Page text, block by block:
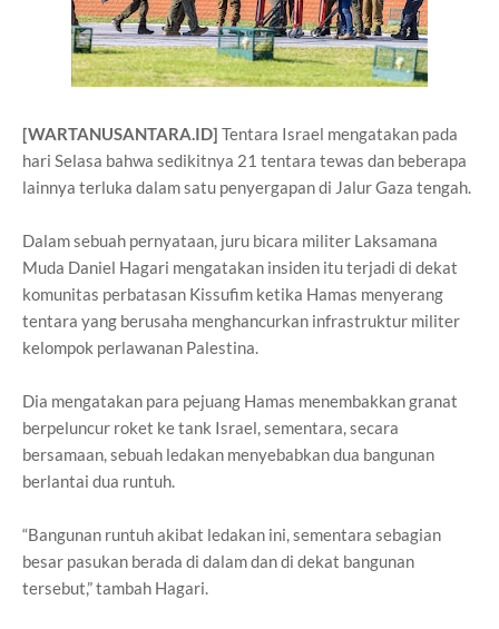
[WARTANUSANTARA.ID] Tentara Israel mengatakan pada
hari Selasa bahwa sedikitnya 21 tentara tewas dan beberapa
lainnya terluka dalam satu penyergapan di Jalur Gaza tengah.
Dalam sebuah pernyataan, juru bicara militer Laksamana
Muda Daniel Hagari mengatakan insiden itu terjadi di dekat
komunitas perbatasan Kissufim ketika Hamas menyerang
tentara yang berusaha menghancurkan infrastruktur militer
kelompok perlawanan Palestina.
Dia mengatakan para pejuang Hamas menembakkan granat
berpeluncur roket ke tank Israel, sementara, secara
bersamaan, sebuah ledakan menyebabkan dua bangunan
berlantai dua runtuh.
“Bangunan runtuh akibat ledakan ini, sementara sebagian
besar pasukan berada di dalam dan di dekat bangunan
tersebut,” tambah Hagari.